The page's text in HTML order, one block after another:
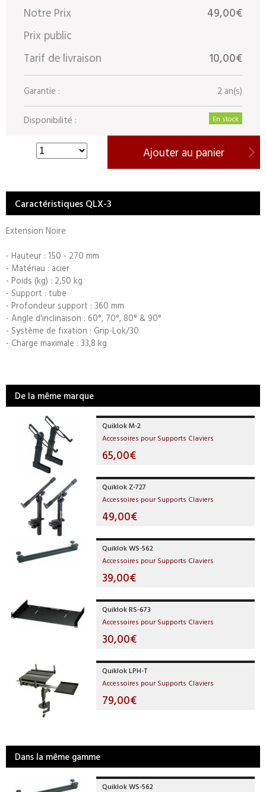
Notre Prix
49,00€
Prix public
Tarif de livraison
10,00€
Garantie : 2 an(s)
Disponibilité : En stock
Ajouter au panier
Caractéristiques QLX-3
Extension Noire
- Hauteur : 150 - 270 mm
- Matériau : acier
- Poids (kg) : 2,50 kg
- Support : tube
- Profondeur support : 360 mm
- Angle d'inclinaison : 60°, 70°, 80° & 90°
- Système de fixation : Grip-Lok/30
- Charge maximale : 33,8 kg
De la même marque
Quiklok M-2
Accessoires pour Supports Claviers
65,00€
Quiklok Z-727
Accessoires pour Supports Claviers
49,00€
Quiklok WS-562
Accessoires pour Supports Claviers
39,00€
Quiklok RS-673
Accessoires pour Supports Claviers
30,00€
Quiklok LPH-T
Accessoires pour Supports Claviers
79,00€
Dans la même gamme
Quiklok WS-562